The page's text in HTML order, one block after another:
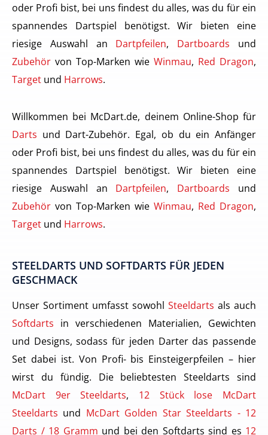
oder Profi bist, bei uns findest du alles, was du für ein
spannendes Dartspiel benötigst. Wir bieten eine
riesige Auswahl an Dartpfeilen, Dartboards und
Zubehör von Top-Marken wie Winmau, Red Dragon,
Target und Harrows.
Willkommen bei McDart.de, deinem Online-Shop für
Darts und Dart-Zubehör. Egal, ob du ein Anfänger
oder Profi bist, bei uns findest du alles, was du für ein
spannendes Dartspiel benötigst. Wir bieten eine
riesige Auswahl an Dartpfeilen, Dartboards und
Zubehör von Top-Marken wie Winmau, Red Dragon,
Target und Harrows.
STEELDARTS UND SOFTDARTS FÜR JEDEN
GESCHMACK
Unser Sortiment umfasst sowohl Steeldarts als auch
Softdarts in verschiedenen Materialien, Gewichten
und Designs, sodass für jeden Darter das passende
Set dabei ist. Von Profi- bis Einsteigerpfeilen – hier
wirst du fündig. Die beliebtesten Steeldarts sind
McDart 9er Steeldarts, 12 Stück lose McDart
Steeldarts und McDart Golden Star Steeldarts - 12
Darts / 18 Gramm und bei den Softdarts sind es 12